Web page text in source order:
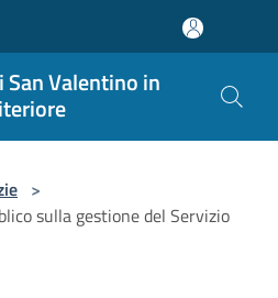
San Valentino in
>
sulla gestione del Servizio